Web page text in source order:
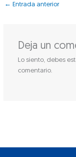
← Entrada anterior
Deja un
Lo siento, debes
comentario.